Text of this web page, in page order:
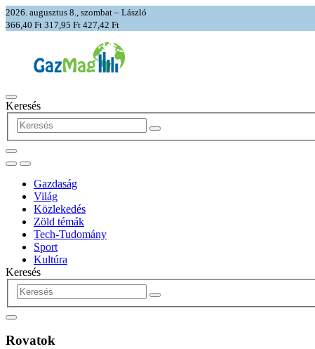
2026. augusztus 8., szombat – László
366,40 Ft 317,95 Ft 427,42 Ft
Keresés
Gazdaság
Világ
Közlekedés
Zöld témák
Tech-Tudomány
Sport
Kultúra
Keresés
Rovatok